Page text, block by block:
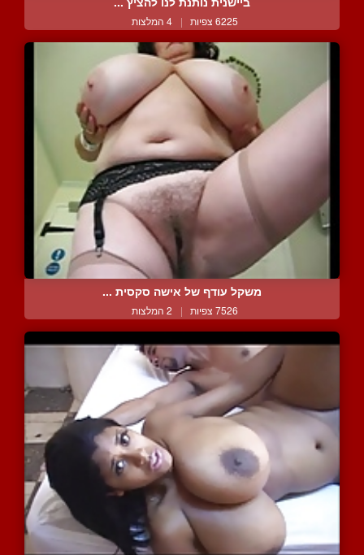
6225 צפיות | 4 המלצות
משקל עודף של אישה סקסית ...
7526 צפיות | 2 המלצות